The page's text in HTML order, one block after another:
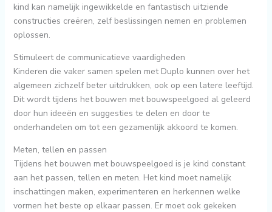
kind kan namelijk ingewikkelde en fantastisch uitziende
constructies creëren, zelf beslissingen nemen en problemen
oplossen.
Stimuleert de communicatieve vaardigheden
Kinderen die vaker samen spelen met Duplo kunnen over het
algemeen zichzelf beter uitdrukken, ook op een latere leeftijd.
Dit wordt tijdens het bouwen met bouwspeelgoed al geleerd
door hun ideeën en suggesties te delen en door te
onderhandelen om tot een gezamenlijk akkoord te komen.
Meten, tellen en passen
Tijdens het bouwen met bouwspeelgoed is je kind constant
aan het passen, tellen en meten. Het kind moet namelijk
inschattingen maken, experimenteren en herkennen welke
vormen het beste op elkaar passen. Er moet ook gekeken